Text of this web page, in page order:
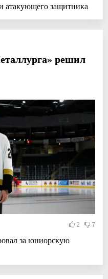
атакующего защитника
решил
2 7
за юниорскую